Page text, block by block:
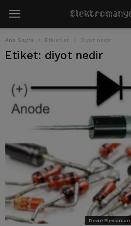
Ana Sayfa Etiketler Diyot nedir
Etiket: diyot nedir
Devre Elemanları